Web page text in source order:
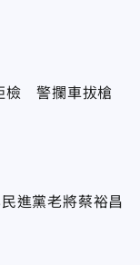
檢 警攔車拔槍
進黨老將蔡裕昌